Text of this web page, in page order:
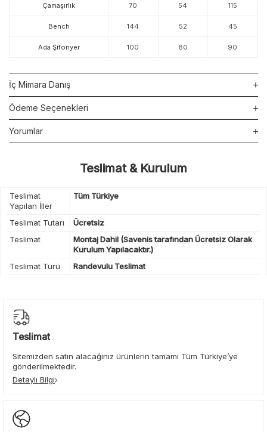
Çamaşırlık 70 54 115
Bench 144 52 45
Ada Şifonyer 100 80 90
İç Mimara Danış
Ödeme Seçenekleri
Yorumlar
Teslimat & Kurulum
Teslimat
Yapılan İller
Tüm Türkiye
Teslimat Tutarı
Ücretsiz
Teslimat
Montaj Dahil (Savenis tarafından Ücretsiz Olarak
Kurulum Yapılacaktır.)
Teslimat Türü
Randevulu Teslimat
Teslimat
Sitemizden satın alacağınız ürünlerin tamamı Tüm Türkiye’ye
gönderilmektedir.
Detaylı Bilgi